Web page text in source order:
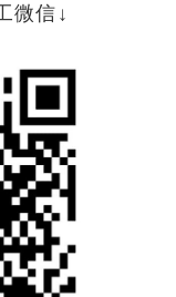
微信↓